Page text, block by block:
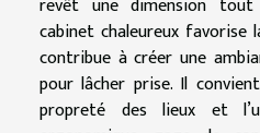
cabinet chaleureux favorise
contribue à créer une
pour lâcher prise. Il
propreté des lieux et